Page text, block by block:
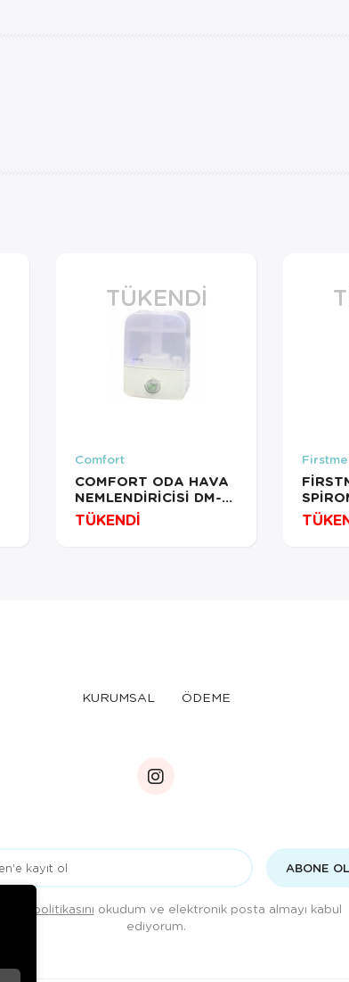
TÜKENDI
Comfort
COMFORT ODA HAVA
NEMLENDİRİCİSİ DM-
632
TÜKENDİ
EL
KURUMSAL ÖDEME
ABONE OL
Gizlilik politikasını okudum ve elektronik posta almayı kabul
ediyorum.